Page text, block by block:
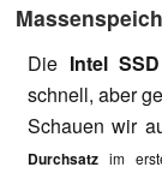
Die Intel SSD
schnell, aber
Schauen wir
Durchsatz im